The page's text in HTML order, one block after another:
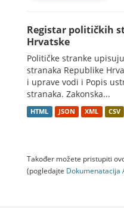
Registar političkih
Hrvatske
Političke stranke
stranaka Republike
i uprave vodi i Popis
stranaka. Zakonska...
HTML JSON XML CSV
Također možete pristupiti
(pogledajte Dokumenаtаcijа